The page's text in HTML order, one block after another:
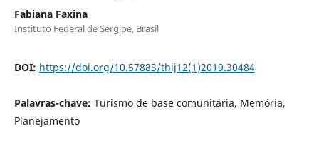
Fabiana Faxina
Instituto Federal de Sergipe, Brasil
DOI: https://doi.org/10.57883/thij12(1)2019.30484
Palavras-chave: Turismo de base comunitária, Memória,
Planejamento